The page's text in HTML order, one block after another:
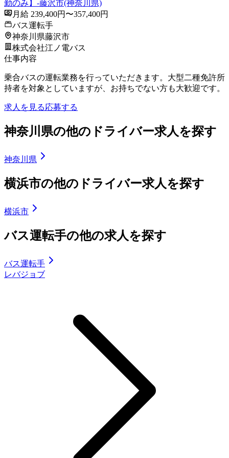
勤のみ】-藤沢市(神奈川県)
月給 239,400円〜357,400円
バス運転手
神奈川県藤沢市
株式会社江ノ電バス
仕事内容
乗合バスの運転業務を行っていただきます。大型二種免許所
持者を対象としていますが、お持ちでない方も大歓迎です。
求人を見る応募する
神奈川県の他のドライバー求人を探す
神奈川県
横浜市の他のドライバー求人を探す
横浜市
バス運転手の他の求人を探す
バス運転手
レバジョブ